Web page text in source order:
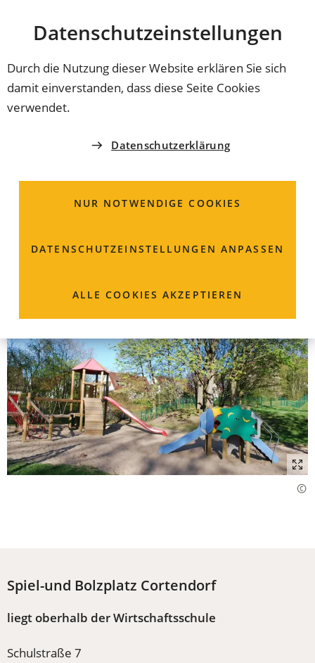
Datenschutz­einstellungen
Durch die Nutzung dieser Website erklären Sie sich
damit einverstanden, dass diese Seite Cookies
verwendet.
Datenschutzerklärung
NUR NOTWENDIGE COOKIES
DATENSCHUTZ­EINSTELLUNGEN ANPASSEN
ALLE COOKIES AKZEPTIEREN
INHALT ANSPRINGEN
Coburg
SPIELPLÄTZE IN COBURG
Cortendorf
Großer, schön begrünter Spiel- und Bolzplatz zwischen
Spiel-und Bolzplatz Cortendorf
liegt oberhalb der Wirtschaftsschule
Schulstraße 7